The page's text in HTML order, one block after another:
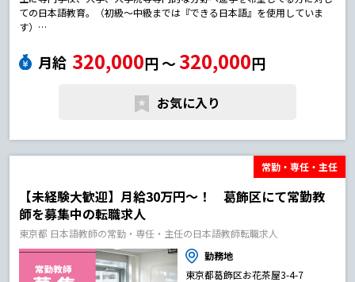
ての日本語教育。（初級～中級までは『できる日本語』を使用していま
す）
●学生管理
●アクティビティ、行事計画、実施
＊日々学生とふれあい、成長を実感できるのが専任講師の魅力です！日本
月給 320,000円 〜 320,000円
お気に入り
常勤・専任・主任
【未経験大歓迎】月給30万円～！ 葛飾区にて常勤教
師を募集中の転職求人
東京都 日本語教師の常勤・専任・主任の日本語教師転職求人
勤務地
東京都葛飾区お花茶屋3-4-7